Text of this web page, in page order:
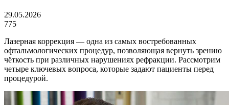
29.05.2026
775
Лазерная коррекция — одна из самых востребованных
офтальмологических процедур, позволяющая вернуть зрению
чёткость при различных нарушениях рефракции. Рассмотрим
четыре ключевых вопроса, которые задают пациенты перед
процедурой.